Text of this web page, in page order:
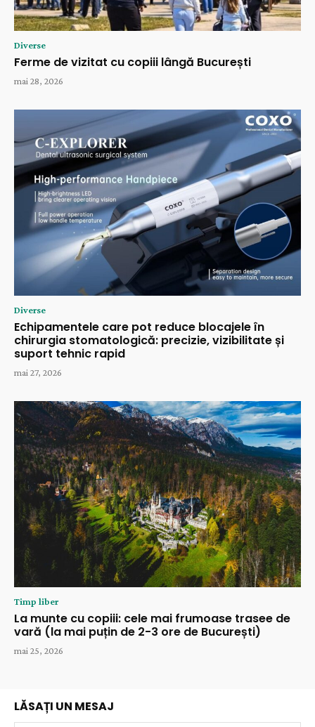
Diverse
Ferme de vizitat cu copiii lângă București
mai 28, 2026
Diverse
Echipamentele care pot reduce blocajele în
chirurgia stomatologică: precizie, vizibilitate și
suport tehnic rapid
mai 27, 2026
Timp liber
La munte cu copiii: cele mai frumoase trasee de
vară (la mai puțin de 2-3 ore de București)
mai 25, 2026
LĂSAȚI UN MESAJ